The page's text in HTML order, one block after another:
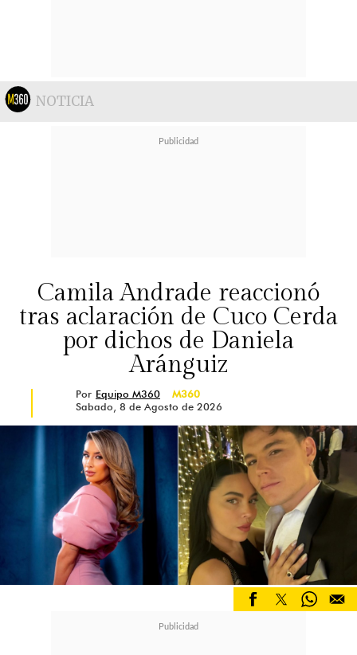
NOTICIA
Camila Andrade reaccionó
tras aclaración de Cuco Cerda
por dichos de Daniela
Aránguiz
Por Equipo M360
M360
Sabado, 8 de Agosto de 2026